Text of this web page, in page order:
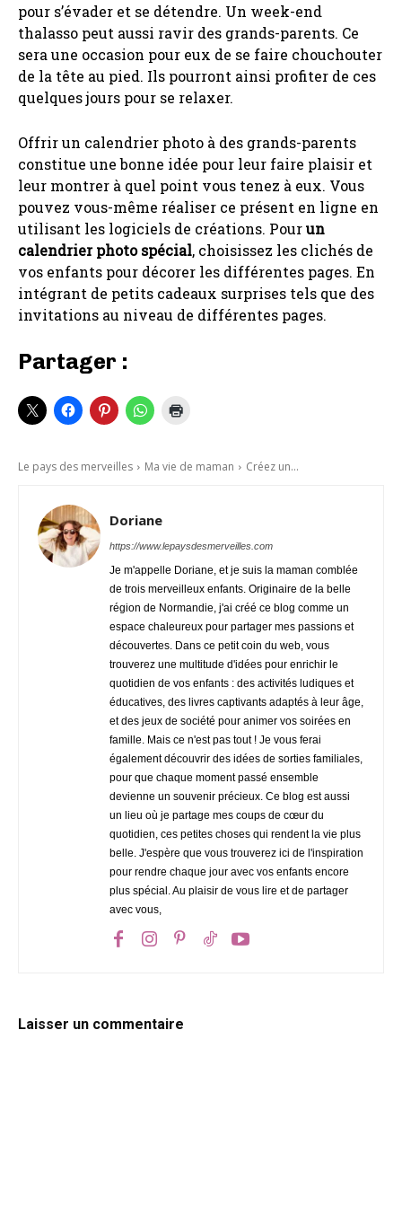
pour s’évader et se détendre. Un week-end
thalasso peut aussi ravir des grands-parents. Ce
sera une occasion pour eux de se faire chouchouter
de la tête au pied. Ils pourront ainsi profiter de ces
quelques jours pour se relaxer.
Offrir un calendrier photo à des grands-parents
constitue une bonne idée pour leur faire plaisir et
leur montrer à quel point vous tenez à eux. Vous
pouvez vous-même réaliser ce présent en ligne en
utilisant les logiciels de créations. Pourun
calendrier photo spécial, choisissez les clichés de
vos enfants pour décorer les différentes pages. En
intégrant de petits cadeaux surprises tels que des
invitations au niveau de différentes pages.
Partager :
Le pays des merveilles Ma vie de maman Créez un...
Doriane
https://www.lepaysdesmerveilles.com
Je m'appelle Doriane, et je suis la maman comblée
de trois merveilleux enfants. Originaire de la belle
région de Normandie, j'ai créé ce blog comme un
espace chaleureux pour partager mes passions et
découvertes. Dans ce petit coin du web, vous
trouverez une multitude d'idées pour enrichir le
quotidien de vos enfants : des activités ludiques et
éducatives, des livres captivants adaptés à leur âge,
et des jeux de société pour animer vos soirées en
famille. Mais ce n'est pas tout ! Je vous ferai
également découvrir des idées de sorties familiales,
pour que chaque moment passé ensemble
devienne un souvenir précieux. Ce blog est aussi
un lieu où je partage mes coups de cœur du
quotidien, ces petites choses qui rendent la vie plus
belle. J'espère que vous trouverez ici de l'inspiration
pour rendre chaque jour avec vos enfants encore
plus spécial. Au plaisir de vous lire et de partager
avec vous,
Laisser un commentaire